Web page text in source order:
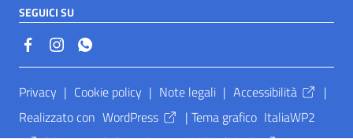
SEGUICI SU
Sezione Link Utili
Privacy | Cookie policy | Note legali | Accessibilità
|
Realizzato con WordPress | Tema grafico ItaliaWP2